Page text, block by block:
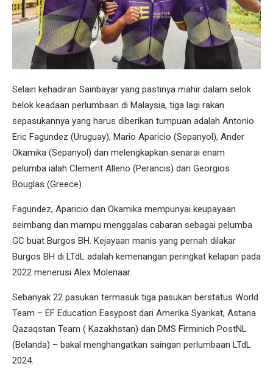
Selain kehadiran Sainbayar yang pastinya mahir dalam selok
belok keadaan perlumbaan di Malaysia, tiga lagi rakan
sepasukannya yang harus diberikan tumpuan adalah Antonio
Eric Fagundez (Uruguay), Mario Aparicio (Sepanyol), Ander
Okamika (Sepanyol) dan melengkapkan senarai enam
pelumba ialah Clement Alleno (Perancis) dan Georgios
Bouglas (Greece).
Fagundez, Aparicio dan Okamika mempunyai keupayaan
seimbang dan mampu menggalas cabaran sebagai pelumba
GC buat Burgos BH. Kejayaan manis yang pernah dilakar
Burgos BH di LTdL adalah kemenangan peringkat kelapan pada
2022 menerusi Alex Molenaar.
Sebanyak 22 pasukan termasuk tiga pasukan berstatus World
Team – EF Education Easypost dari Amerika Syarikat, Astana
Qazaqstan Team ( Kazakhstan) dan DMS Firminich PostNL
(Belanda) – bakal menghangatkan saingan perlumbaan LTdL
2024.